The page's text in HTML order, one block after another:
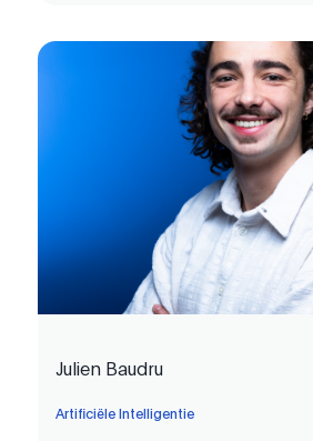
Julien Baudru
Artificiële Intelligentie